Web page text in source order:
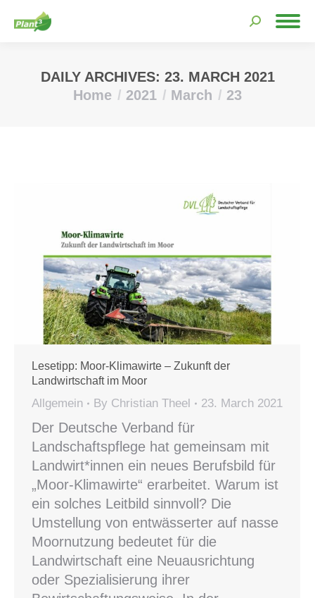
Search:
DAILY ARCHIVES: 23. MARCH 2021
You are here:
Home 2021 March 23
Lesetipp: Moor-Klimawirte – Zukunft der
Landwirtschaft im Moor
Allgemein By Christian Theel 23. March 2021
Der Deutsche Verband für
Landschaftspflege hat gemeinsam mit
Landwirt*innen ein neues Berufsbild für
„Moor-Klimawirte“ erarbeitet. Warum ist
ein solches Leitbild sinnvoll? Die
Umstellung von entwässerter auf nasse
Moornutzung bedeutet für die
Landwirtschaft eine Neuausrichtung
oder Spezialisierung ihrer